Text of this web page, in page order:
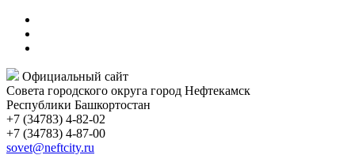
Официальный сайт
Совета городского округа город Нефтекамск
Республики Башкортостан
+7 (34783) 4-82-02
+7 (34783) 4-87-00
sovet@neftcity.ru